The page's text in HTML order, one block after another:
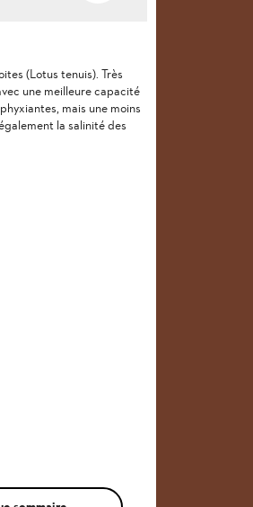
(Lotus tenuis). Très
une meilleure capacité
mais une moins
la salinité des